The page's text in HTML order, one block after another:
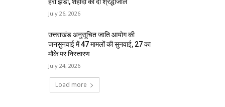
हरी झंडी, शहीदों को दी श्रद्धांजलि
July 26, 2026
उत्तराखंड अनुसूचित जाति आयोग की
जनसुनवाई में 47 मामलों की सुनवाई, 27 का
मौके पर निस्तारण
July 24, 2026
Load more